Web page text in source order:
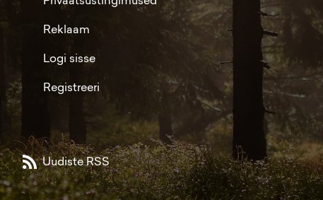
Reklaam
Logi sisse
Registreeri
Uudiste RSS